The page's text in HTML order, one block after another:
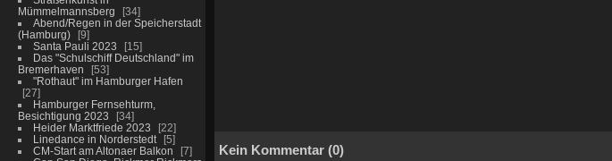
Mümmelmannsberg
34
Abend/Regen in der Speicherstadt
(Hamburg)
9
Santa Pauli 2023
15
Das "Schulschiff Deutschland" im
Bremerhaven
53
"Rothaut" im Hamburger Hafen
27
Hamburger Fernsehturm,
Besichtigung 2023
34
Heider Marktfriede 2023
22
Linedance in Norderstedt
5
CM-Start am Altonaer Balkon
7
Kein Kommentar (0)